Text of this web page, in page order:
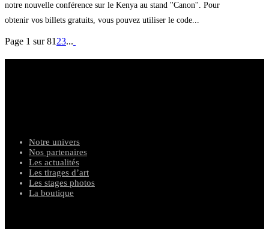
notre nouvelle conférence sur le Kenya au stand ''Canon''. Pour
obtenir vos billets gratuits, vous pouvez utiliser le code...
Page 1 sur 81 23...
Notre univers
Nos partenaires
Les actualités
Les tirages d’art
Les stages photos
La boutique